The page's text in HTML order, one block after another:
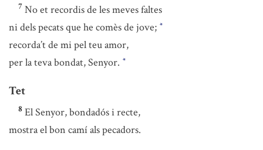
7 No et recordis de les meves faltes
ni dels pecats que he comès de jove; *
recorda’t de mi pel teu amor,
per la teva bondat, Senyor. *
Tet
8 El Senyor, bondadós i recte,
mostra el bon camí als pecadors.